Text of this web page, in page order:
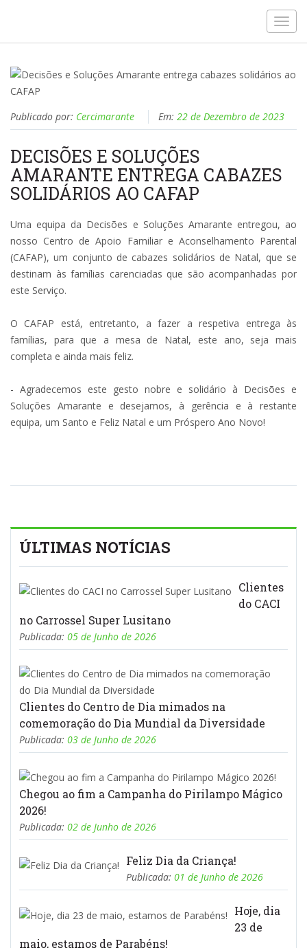
Publicado por: Cercimarante Em: 22 de Dezembro de 2023
DECISÕES E SOLUÇÕES
AMARANTE ENTREGA CABAZES
SOLIDÁRIOS AO CAFAP
Uma equipa da Decisões e Soluções Amarante entregou, ao
nosso Centro de Apoio Familiar e Aconselhamento Parental
(CAFAP), um conjunto de cabazes solidários de Natal, que se
destinam às famílias carenciadas que são acompanhadas por
este Serviço.
O CAFAP está, entretanto, a fazer a respetiva entrega às
famílias, para que a mesa de Natal, este ano, seja mais
completa e ainda mais feliz.
- Agradecemos este gesto nobre e solidário à Decisões e
Soluções Amarante e desejamos, à gerência e à restante
equipa, um Santo e Feliz Natal e um Próspero Ano Novo!
ÚLTIMAS NOTÍCIAS
Clientes
do CACI
no Carrossel Super Lusitano
Publicada: 05 de Junho de 2026
Clientes do Centro de Dia mimados na
comemoração do Dia Mundial da Diversidade
Publicada: 03 de Junho de 2026
Chegou ao fim a Campanha do Pirilampo Mágico
2026!
Publicada: 02 de Junho de 2026
Feliz Dia da Criança!
Publicada: 01 de Junho de 2026
Hoje, dia
23 de
maio, estamos de Parabéns!